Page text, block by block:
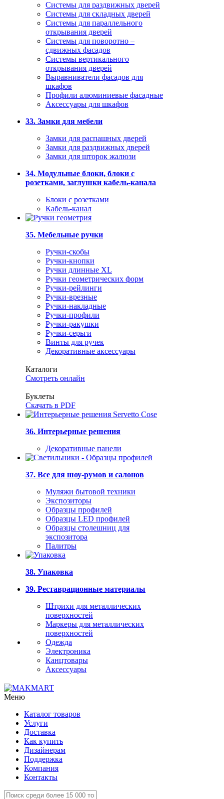
Системы для раздвижных дверей
Системы для складных дверей
Системы для параллельного
открывания дверей
Системы для поворотно –
сдвижных фасадов
Системы вертикального
открывания дверей
Выравниватели фасадов для
шкафов
Профили алюминиевые фасадные
Аксессуары для шкафов
33. Замки для мебели
Замки для распашных дверей
Замки для раздвижных дверей
Замки для шторок жалюзи
34. Модульные блоки, блоки с
розетками, заглушки кабель-канала
Блоки с розетками
Кабель-канал
35. Мебельные ручки
Ручки-скобы
Ручки-кнопки
Ручки длинные XL
Ручки геометрических форм
Ручки-рейлинги
Ручки-врезные
Ручки-накладные
Ручки-профили
Ручки-ракушки
Ручки-серьги
Винты для ручек
Декоративные аксессуары
Каталоги
Смотреть онлайн
Буклеты
Скачать в PDF
36. Интерьерные решения
Декоративные панели
37. Все для шоу-румов и салонов
Муляжи бытовой техники
Экспозиторы
Образцы профилей
Образцы LED профилей
Образцы столешниц для
экспозитора
Палитры
38. Упаковка
39. Реставрационные материалы
Штрихи для металлических
поверхностей
Маркеры для металлических
поверхностей
Одежда
Электроника
Канцтовары
Аксессуары
Меню
Каталог товаров
Услуги
Доставка
Как купить
Дизайнерам
Поддержка
Компания
Контакты